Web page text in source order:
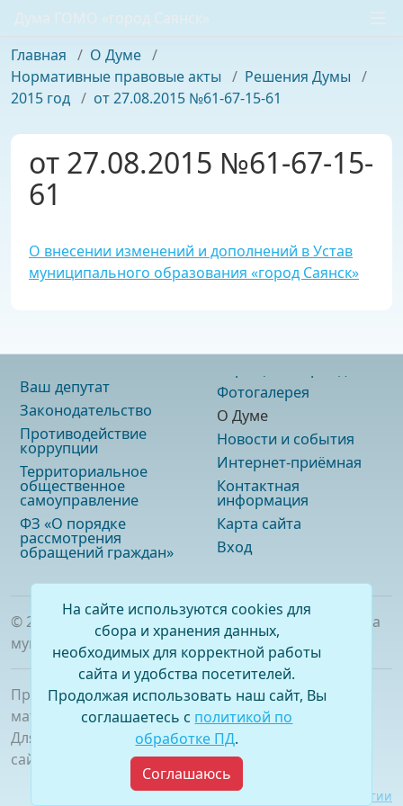
Дума ГОМО «город Саянск»
Главная / О Думе /
Нормативные правовые акты / Решения Думы /
2015 год / от 27.08.2015 №61-67-15-61
от 27.08.2015 №61-67-15-
61
О внесении изменений и дополнений в Устав
муниципального образования «город Саянск»
Ваш депутат
Законодательство
Противодействие
коррупции
Территориальное
общественное
самоуправление
ФЗ «О порядке
рассмотрения
обращений граждан»
Фотогалерея
О Думе
Новости и события
Интернет-приёмная
Контактная
информация
Карта сайта
Вход
© 2026
. Официальный сайт Думы городского округа
муниципального образования «город Саянск»
При полном или частичном использовании
материалов ссылка на сайт обязательна.
Для сетевых изданий обязательна гиперссылка на
сайт –
www.dumasayansk.ru
Разработка сайта: Виртуальные технологии
На сайте используются cookies для
сбора и хранения данных,
необходимых для корректной работы
сайта и удобства посетителей.
Продолжая использовать наш сайт, Вы
соглашаетесь с политикой по
обработке ПД.
Соглашаюсь